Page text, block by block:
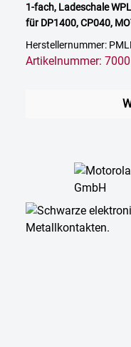
1-fach, Ladeschale
für DP1400, CP040,
Herstellernummer:
Artikelnummer: